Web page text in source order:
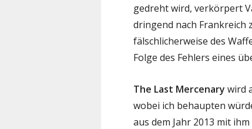
gedreht wird, verkörpert
dringend nach Frankreich
fälschlicherweise des
Folge des Fehlers eines
The Last Mercenary wird
wobei ich behaupten
aus dem Jahr 2013 mit